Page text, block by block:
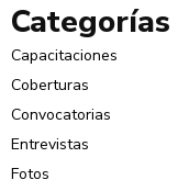
Categorías
Capacitaciones
Coberturas
Convocatorias
Entrevistas
Fotos